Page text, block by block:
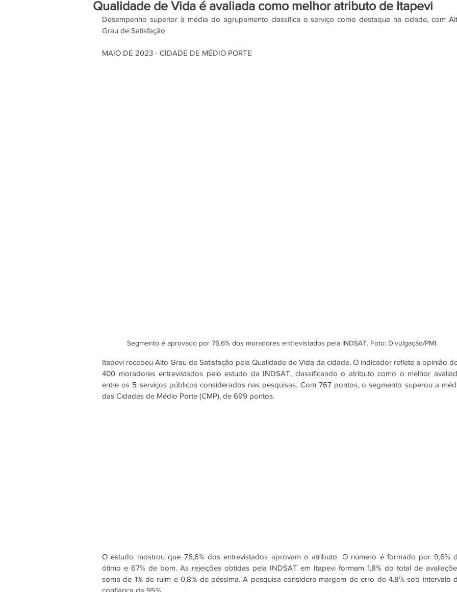
Qualidade de Vida é avaliada como melhor atributo de Itapevi
Desempenho superior à média do agrupamento classifica o serviço como destaque na cidade, com
Grau de Satisfação
MAIO DE 2023 - CIDADE DE MÉDIO PORTE
Segmento é aprovado por 76,6% dos moradores entrevistados pela INDSAT. Foto: Divulgação/PMI.
Itapevi recebeu Alto Grau de Satisfação pela Qualidade de Vida da cidade. O indicador reflete a opinião
400 moradores entrevistados pelo estudo da INDSAT, classificando o atributo como o melhor
entre os 5 serviços públicos considerados nas pesquisas. Com 767 pontos, o segmento superou a
das Cidades de Médio Porte (CMP), de 699 pontos.
O estudo mostrou que 76,6% dos entrevistados aprovam o atributo. O número é formado por 9,6%
ótimo e 67% de bom. As rejeições obtidas pela INDSAT em Itapevi formam 1,8% do total de
soma de 1% de ruim e 0,8% de péssima. A pesquisa considera margem de erro de 4,8% sob intervalo